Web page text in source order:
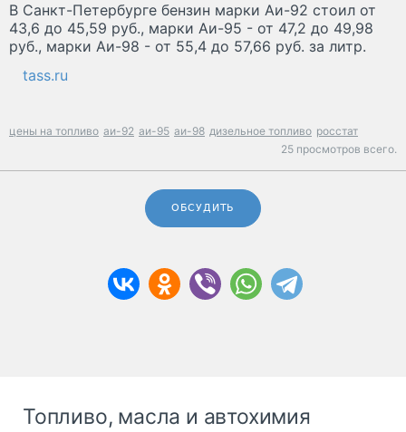
В Санкт-Петербурге бензин марки Аи-92 стоил от
43,6 до 45,59 руб., марки Аи-95 - от 47,2 до 49,98
руб., марки Аи-98 - от 55,4 до 57,66 руб. за литр.
tass.ru
цены на топливо аи-92 аи-95 аи-98 дизельное топливо росстат
25 просмотров всего.
ОБСУДИТЬ
Топливо, масла и автохимия